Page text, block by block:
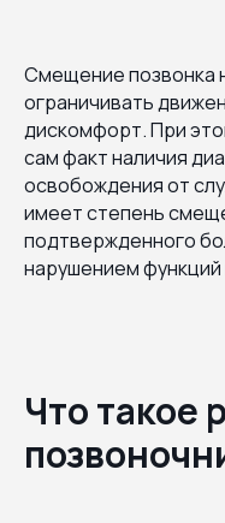
Смещение позвонка
ограничивать
дискомфорт. При
сам факт наличия
освобождения от
имеет степень
подтвержденного
нарушением функций
Что такое